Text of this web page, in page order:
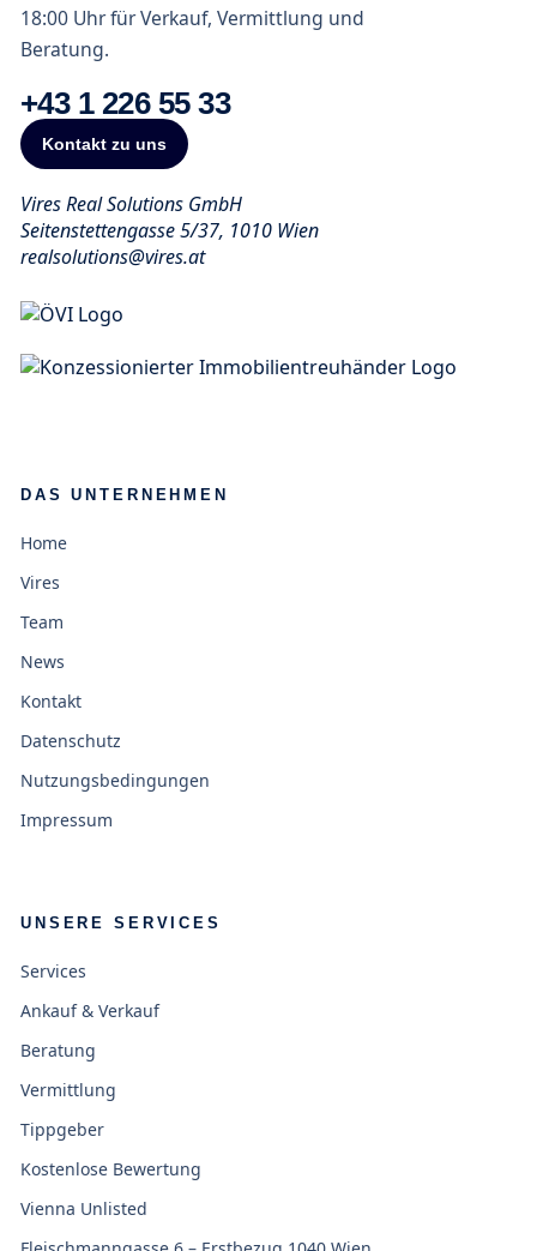
18:00 Uhr für Verkauf, Vermittlung und
Beratung.
+43 1 226 55 33
Kontakt zu uns
Vires Real Solutions GmbH
Seitenstettengasse 5/37, 1010 Wien
realsolutions@vires.at
DAS UNTERNEHMEN
Home
Vires
Team
News
Kontakt
Datenschutz
Nutzungsbedingungen
Impressum
UNSERE SERVICES
Services
Ankauf & Verkauf
Beratung
Vermittlung
Tippgeber
Kostenlose Bewertung
Vienna Unlisted